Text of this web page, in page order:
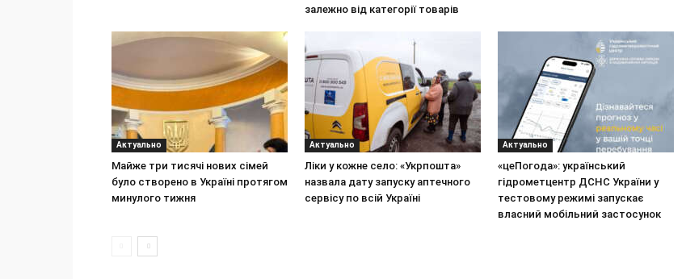
залежно від категорії товарів
Актуально
Майже три тисячі нових сімей
було створено в Україні протягом
минулого тижня
Актуально
Ліки у кожне село: «Укрпошта»
назвала дату запуску аптечного
сервісу по всій Україні
Актуально
«цеПогода»: український
гідрометцентр ДСНС України у
тестовому режимі запускає
власний мобільний застосунок